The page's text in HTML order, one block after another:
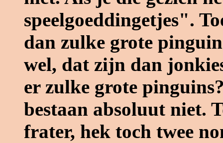
speelgoeddingetjes".
dan zulke grote
wel, dat zijn dan
er zulke grote
bestaan absoluut niet.
frater, hek toch twee